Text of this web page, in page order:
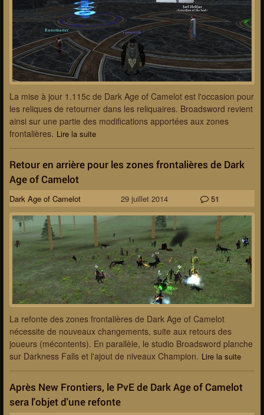
La mise à jour 1.115c de Dark Age of Camelot est l'occasion pour
les reliques de retourner dans les reliquaires. Broadsword revient
ainsi sur une partie des modifications apportées aux zones
frontalières. Lire la suite
Retour en arrière pour les zones frontalières de Dark
Age of Camelot
Dark Age of Camelot 29 juillet 2014 51
La refonte des zones frontalières de Dark Age of Camelot
nécessite de nouveaux changements, suite aux retours des
joueurs (mécontents). En parallèle, le studio Broadsword planche
sur Darkness Falls et l'ajout de niveaux Champion. Lire la suite
Après New Frontiers, le PvE de Dark Age of Camelot
sera l'objet d'une refonte